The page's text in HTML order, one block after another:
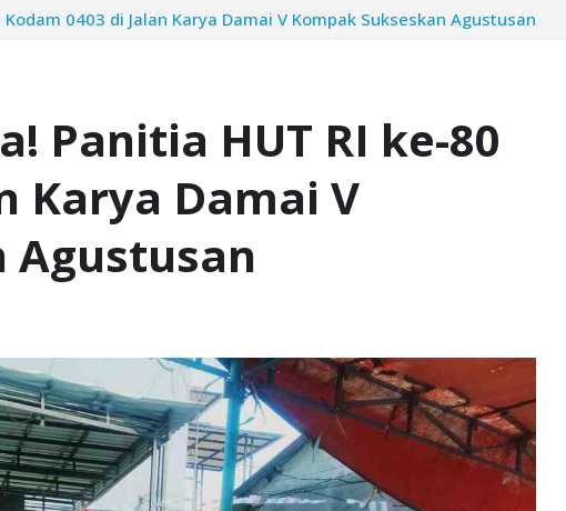
0403 di Jalan Karya Damai V Kompak Sukseskan Agustusan
Panitia HUT RI ke-80
Karya Damai V
Agustusan